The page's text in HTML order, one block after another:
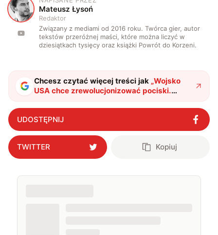
M Mateusz Łysoń
Redaktor
Związany z mediami od 2016 roku. Twórca gier, autor
tekstów przeróżnej maści, które można liczyć w
dziesiątkach tysięcy oraz książki Powrót do Korzeni.
Chcesz czytać więcej treści jak „Wojsko
USA chce zrewolucjonizować pociski.
Gambit będzie prosty, tani i przepotężny"?
UDOSTĘPNIJ
TWITTER Kopiuj